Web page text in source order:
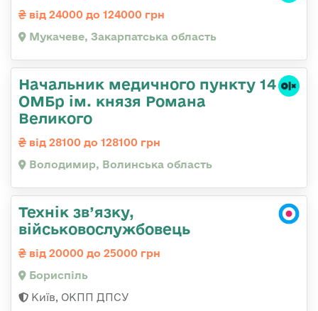
від 24000 до 124000 грн
Мукачеве, Закарпатська область
Начальник медичного пункту 14
ОМБр ім. князя Романа
Великого
від 28100 до 128100 грн
Володимир, Волинська область
Технік зв’язку,
військовослужбовець
від 20000 до 25000 грн
Бориспіль
Київ, ОКПП ДПСУ